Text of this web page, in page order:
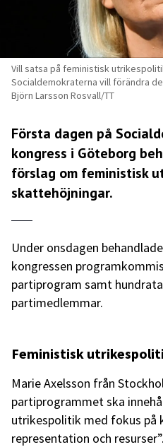
Vill satsa på feministisk
Socialdemokraterna vill förändra
Björn Larsson Rosvall/TT
Första dagen på
kongress i Göteborg
förslag om feministisk
skattehöjningar.
Under onsdagen
kongressen
partiprogram samt
partimedlemmar.
Feministisk
Marie Axelsson från
partiprogrammet ska
utrikespolitik med fokus på
representation och